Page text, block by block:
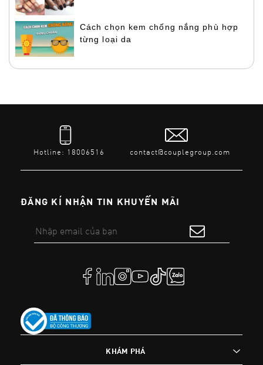
Cách chọn kem chống nắng phù hợp
từng loại da
Hotline: 18006516 contact@couplegroup.com
ĐĂNG KÍ NHẬN TIN KHUYẾN MÃI
KHÁM PHÁ